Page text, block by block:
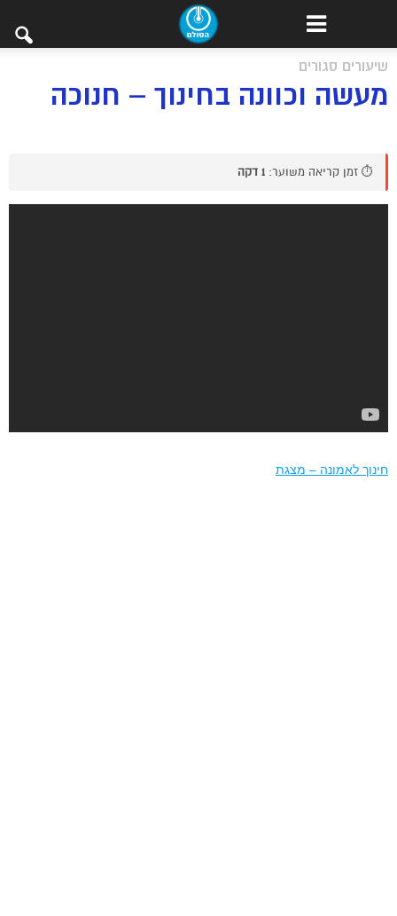
שיעורים סגורים
מעשה וכוונה בחינוך – חנוכה
⏱️ זמן קריאה משוער: 1 דקה
חינוך לאמונה – מצגת